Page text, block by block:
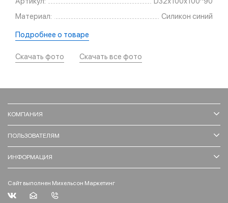
Материал:
Силикон синий
Подробнее о товаре
Скачать фото Скачать все фото
КОМПАНИЯ
ПОЛЬЗОВАТЕЛЯМ
ИНФОРМАЦИЯ
Сайт выполнен Михельсон Маркетинг